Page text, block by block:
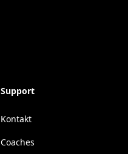
Support
Kontakt
Coaches